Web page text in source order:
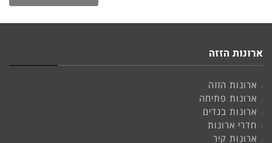
ארונות הזזה
ארונות הזזה
ארונות פתיחה
ארונות בגדים
חדרי ארונות
ארונות קיר